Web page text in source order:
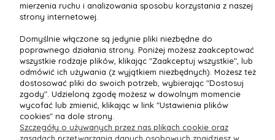
mierzenia ruchu i analizowania sposobu korzystania z naszej
strony internetowej.
Domyślnie włączone są jedynie pliki niezbędne do
poprawnego działania strony. Poniżej możesz zaakceptować
wszystkie rodzaje plików, klikając "Zaakceptuj wszystkie", lub
odmówić ich używania (z wyjątkiem niezbędnych). Możesz też
dostosować pliki do swoich potrzeb, wybierając "Dostosuj
zgody". Udzieloną zgodę możesz w dowolnym momencie
wycofać lub zmienić, klikając w link "Ustawienia plików
cookies" na dole strony.
Szczegóły o używanych przez nas plikach cookie oraz